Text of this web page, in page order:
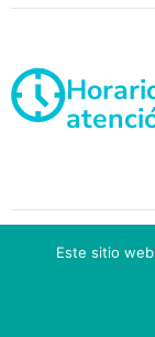
Este sitio